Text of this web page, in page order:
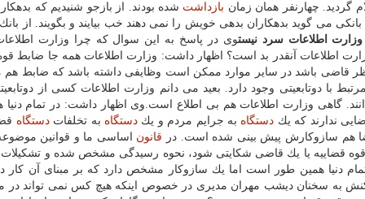
گردید. چهارنفر همان زمان بازداشت شده بودند. از بازجو شنیدیم كه
می گوید بدهكاران بدهی خویش را نمی دهند خب بیایند و بگویند. از بانك
وزارت اطلاعات سرد نیستوی در پاسخ به این سوال كه چرا وزارت
وزارت اطلاعات آنقدر بد است؟ اظهار داشت: وزارت اطلاعات همه جا ضابط
قاضی باشد در سایر موارد ممكن است وظایفی داشته باشد كه ضابط
با دوتابعیتی وجود دارد. بعید می دانم وزارت اطلاعات كسی از
گاهی وزارت اطلاعات هم بی اطلاع است.وی اظهار داشت: در تمام دنیا
ندارند كه یك دستگاه به جرایم مردم و یك دستگاه به تخلفاتدستگاه
هم سازوكارش پیش بینی شده است. در قانون اساسی ما و قوانین
یا یك قاضی شكایتی شود، نحوه رسیدگی مشخص شده و تشكیلات
دنیا همین طور است اما یك سازوكار مشخص دارد كه بر مبنای آن كار
به سخنان دیشب مهران مدیری در خصوص اینكه هیچ كس نمی تواند در